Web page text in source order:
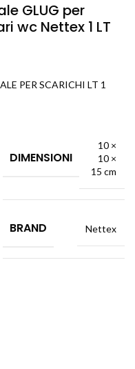
GLUG per
wc Nettex 1 LT
PER SCARICHI LT 1
DIMENSIONI
10 ×
10 ×
15 cm
BRAND Nettex